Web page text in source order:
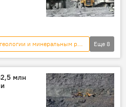
Государственное агентство по геологии и минеральным ресурсам
Кыргызстан
Еще 8
млн